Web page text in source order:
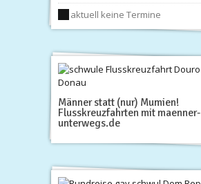
aktuell keine Termine
Männer statt (nur) Mumien!
Flusskreuzfahrten mit maenner-
unterwegs.de